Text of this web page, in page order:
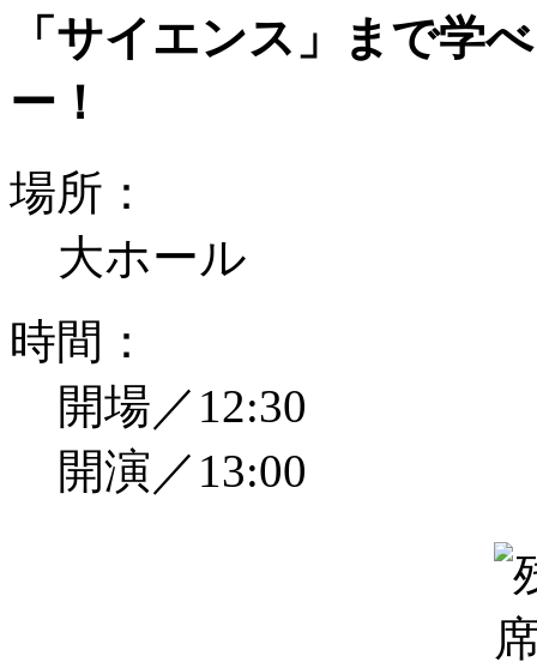
「サイエンス」まで学
ー！
場所：
大ホール
時間：
開場／12:30
開演／13:00